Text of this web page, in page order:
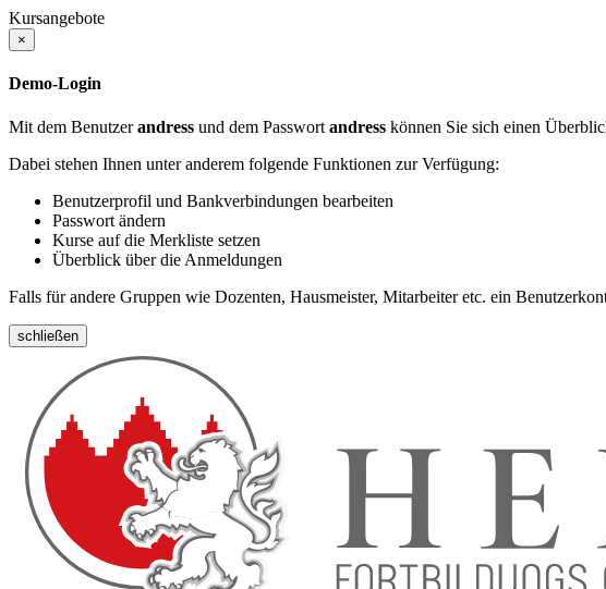
Kursangebote
×
Demo-Login
Mit dem Benutzerandress und dem Passwort andress können Sie sich einen
Dabei stehen Ihnen unter anderem folgende Funktionen zur Verfügung:
Benutzerprofil und Bankverbindungen bearbeiten
Passwort ändern
Kurse auf die Merkliste setzen
Überblick über die Anmeldungen
Falls für andere Gruppen wie Dozenten, Hausmeister, Mitarbeiter etc. ein
schließen